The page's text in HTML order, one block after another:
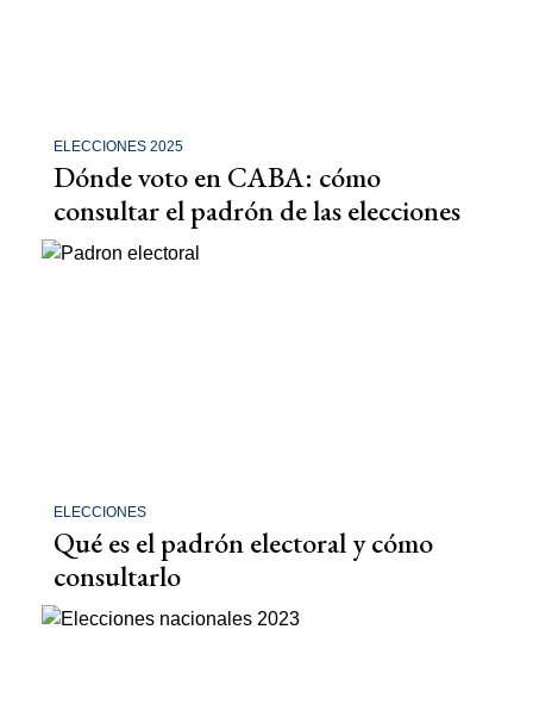
ELECCIONES 2025
Dónde voto en CABA: cómo
consultar el padrón de las elecciones
ELECCIONES
Qué es el padrón electoral y cómo
consultarlo